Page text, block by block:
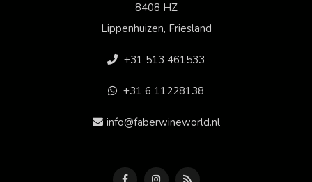
8408 HZ
Lippenhuizen, Friesland
+31 513 461533
+31 6 11228138
info@faberwineworld.nl